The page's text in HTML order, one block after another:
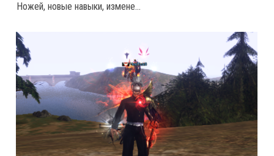
Ножей, новые навыки, измене...